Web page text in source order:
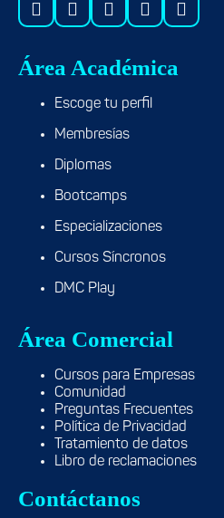
Área Académica
Escoge tu perfil
Membresías
Diplomas
Bootcamps
Especializaciones
Cursos Síncronos
DMC Play
Área Comercial
Cursos para Empresas
Comunidad
Preguntas Frecuentes
Política de Privacidad
Tratamiento de datos
Libro de reclamaciones
Contáctanos